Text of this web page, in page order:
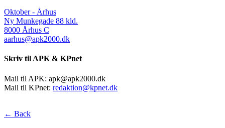
Oktober - Århus
Ny Munkegade 88 kld.
8000 Århus C
aarhus@apk2000.dk
Skriv til APK & KPnet
Mail til APK: apk@apk2000.dk
Mail til KPnet: redaktion@kpnet.dk
← Back